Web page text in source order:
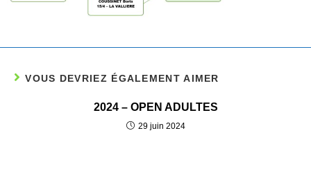
VOUS DEVRIEZ ÉGALEMENT AIMER
2024 – OPEN ADULTES
29 juin 2024